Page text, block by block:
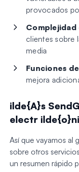
provocados
Complejidad
clientes sobre
media
Funciones
mejora
ilde{A}s
electr
Así que vayamos al
sobre otros
un resumen rápido